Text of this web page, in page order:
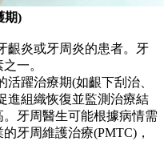
期)
炎或牙周炎的患者。牙
一。
躍治療期(如齦下刮治、
進組織恢復並監測治療結
牙周醫生可能根據病情需
牙周維護治療(PMTC)，